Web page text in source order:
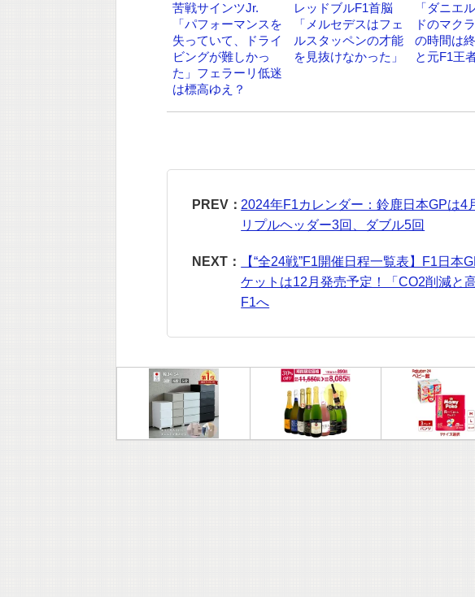
苦戦サインツJr.
「パフォーマンスを
失っていて、ドライ
ビングが難しかっ
た」フェラーリ低迷
は標高ゆえ？
レッドブルF1首脳
「メルセデスはフェ
ルスタッペンの才能
を見抜けなかった」
「ダニエ
ドのマク
の時間は
と元F1王
PREV：2024年F1カレンダー：鈴鹿日本GPは4
リプルヘッダー3回、ダブル5回
NEXT：
【“全24戦”F1開催日程一覧表】F1日本
ケットは12月発売予定！「CO2削減と
F1へ